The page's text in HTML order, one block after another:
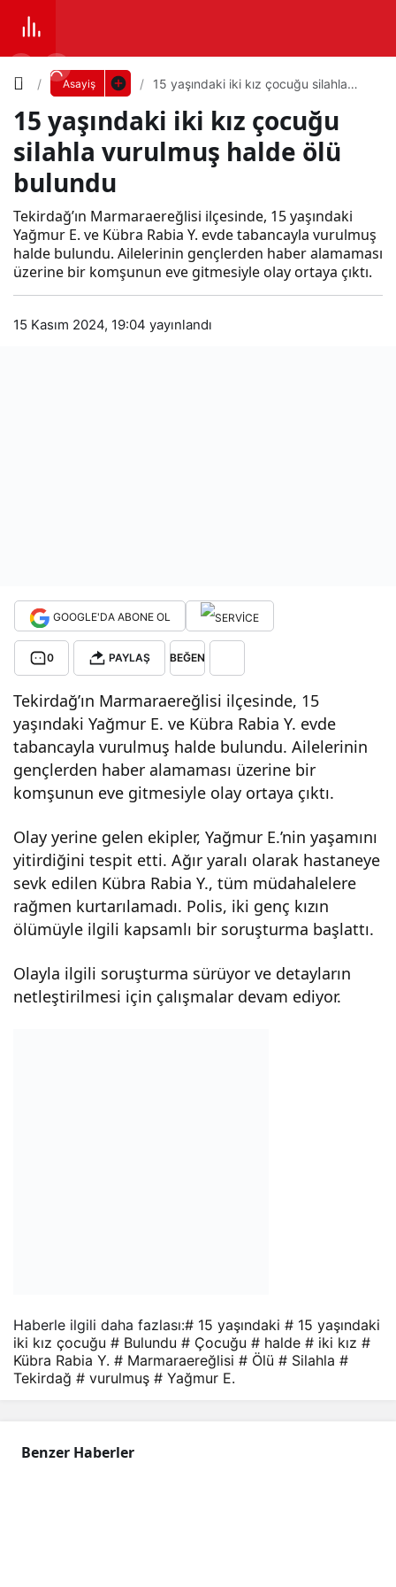
Asayiş
15 yaşındaki iki kız çocuğu silahla
15 yaşındaki iki kız çocuğu
silahla vurulmuş halde ölü
bulundu
Tekirdağ’ın Marmaraereğlisi ilçesinde, 15 yaşındaki
Yağmur E. ve Kübra Rabia Y. evde tabancayla vurulmuş
halde bulundu. Ailelerinin gençlerden haber alamaması
üzerine bir komşunun eve gitmesiyle olay ortaya çıktı.
15 Kasım 2024, 19:04 yayınlandı
GOOGLE'DA ABONE OL
0 PAYLAŞ BEĞEN
Tekirdağ’ın Marmaraereğlisi ilçesinde, 15
yaşındaki Yağmur E. ve Kübra Rabia Y. evde
tabancayla vurulmuş halde bulundu. Ailelerinin
gençlerden haber alamaması üzerine bir
komşunun eve gitmesiyle olay ortaya çıktı.
Olay yerine gelen ekipler, Yağmur E.’nin yaşamını
yitirdiğini tespit etti. Ağır yaralı olarak hastaneye
sevk edilen Kübra Rabia Y., tüm müdahalelere
rağmen kurtarılamadı. Polis, iki genç kızın
ölümüyle ilgili kapsamlı bir soruşturma başlattı.
Olayla ilgili soruşturma sürüyor ve detayların
netleştirilmesi için çalışmalar devam ediyor.
15
yaşı
nda
ki iki
vur
ulm
uş
hald
ölü
bulu
Boyutunu
Küçük 100% Dev
Varsayılana
0 PAYLAŞ
Haberle ilgili daha fazlası:# 15 yaşındaki # 15 yaşındaki
iki kız çocuğu # Bulundu # Çocuğu # halde # iki kız #
Kübra Rabia Y. # Marmaraereğlisi # Ölü # Silahla #
Tekirdağ # vurulmuş # Yağmur E.
Benzer Haberler